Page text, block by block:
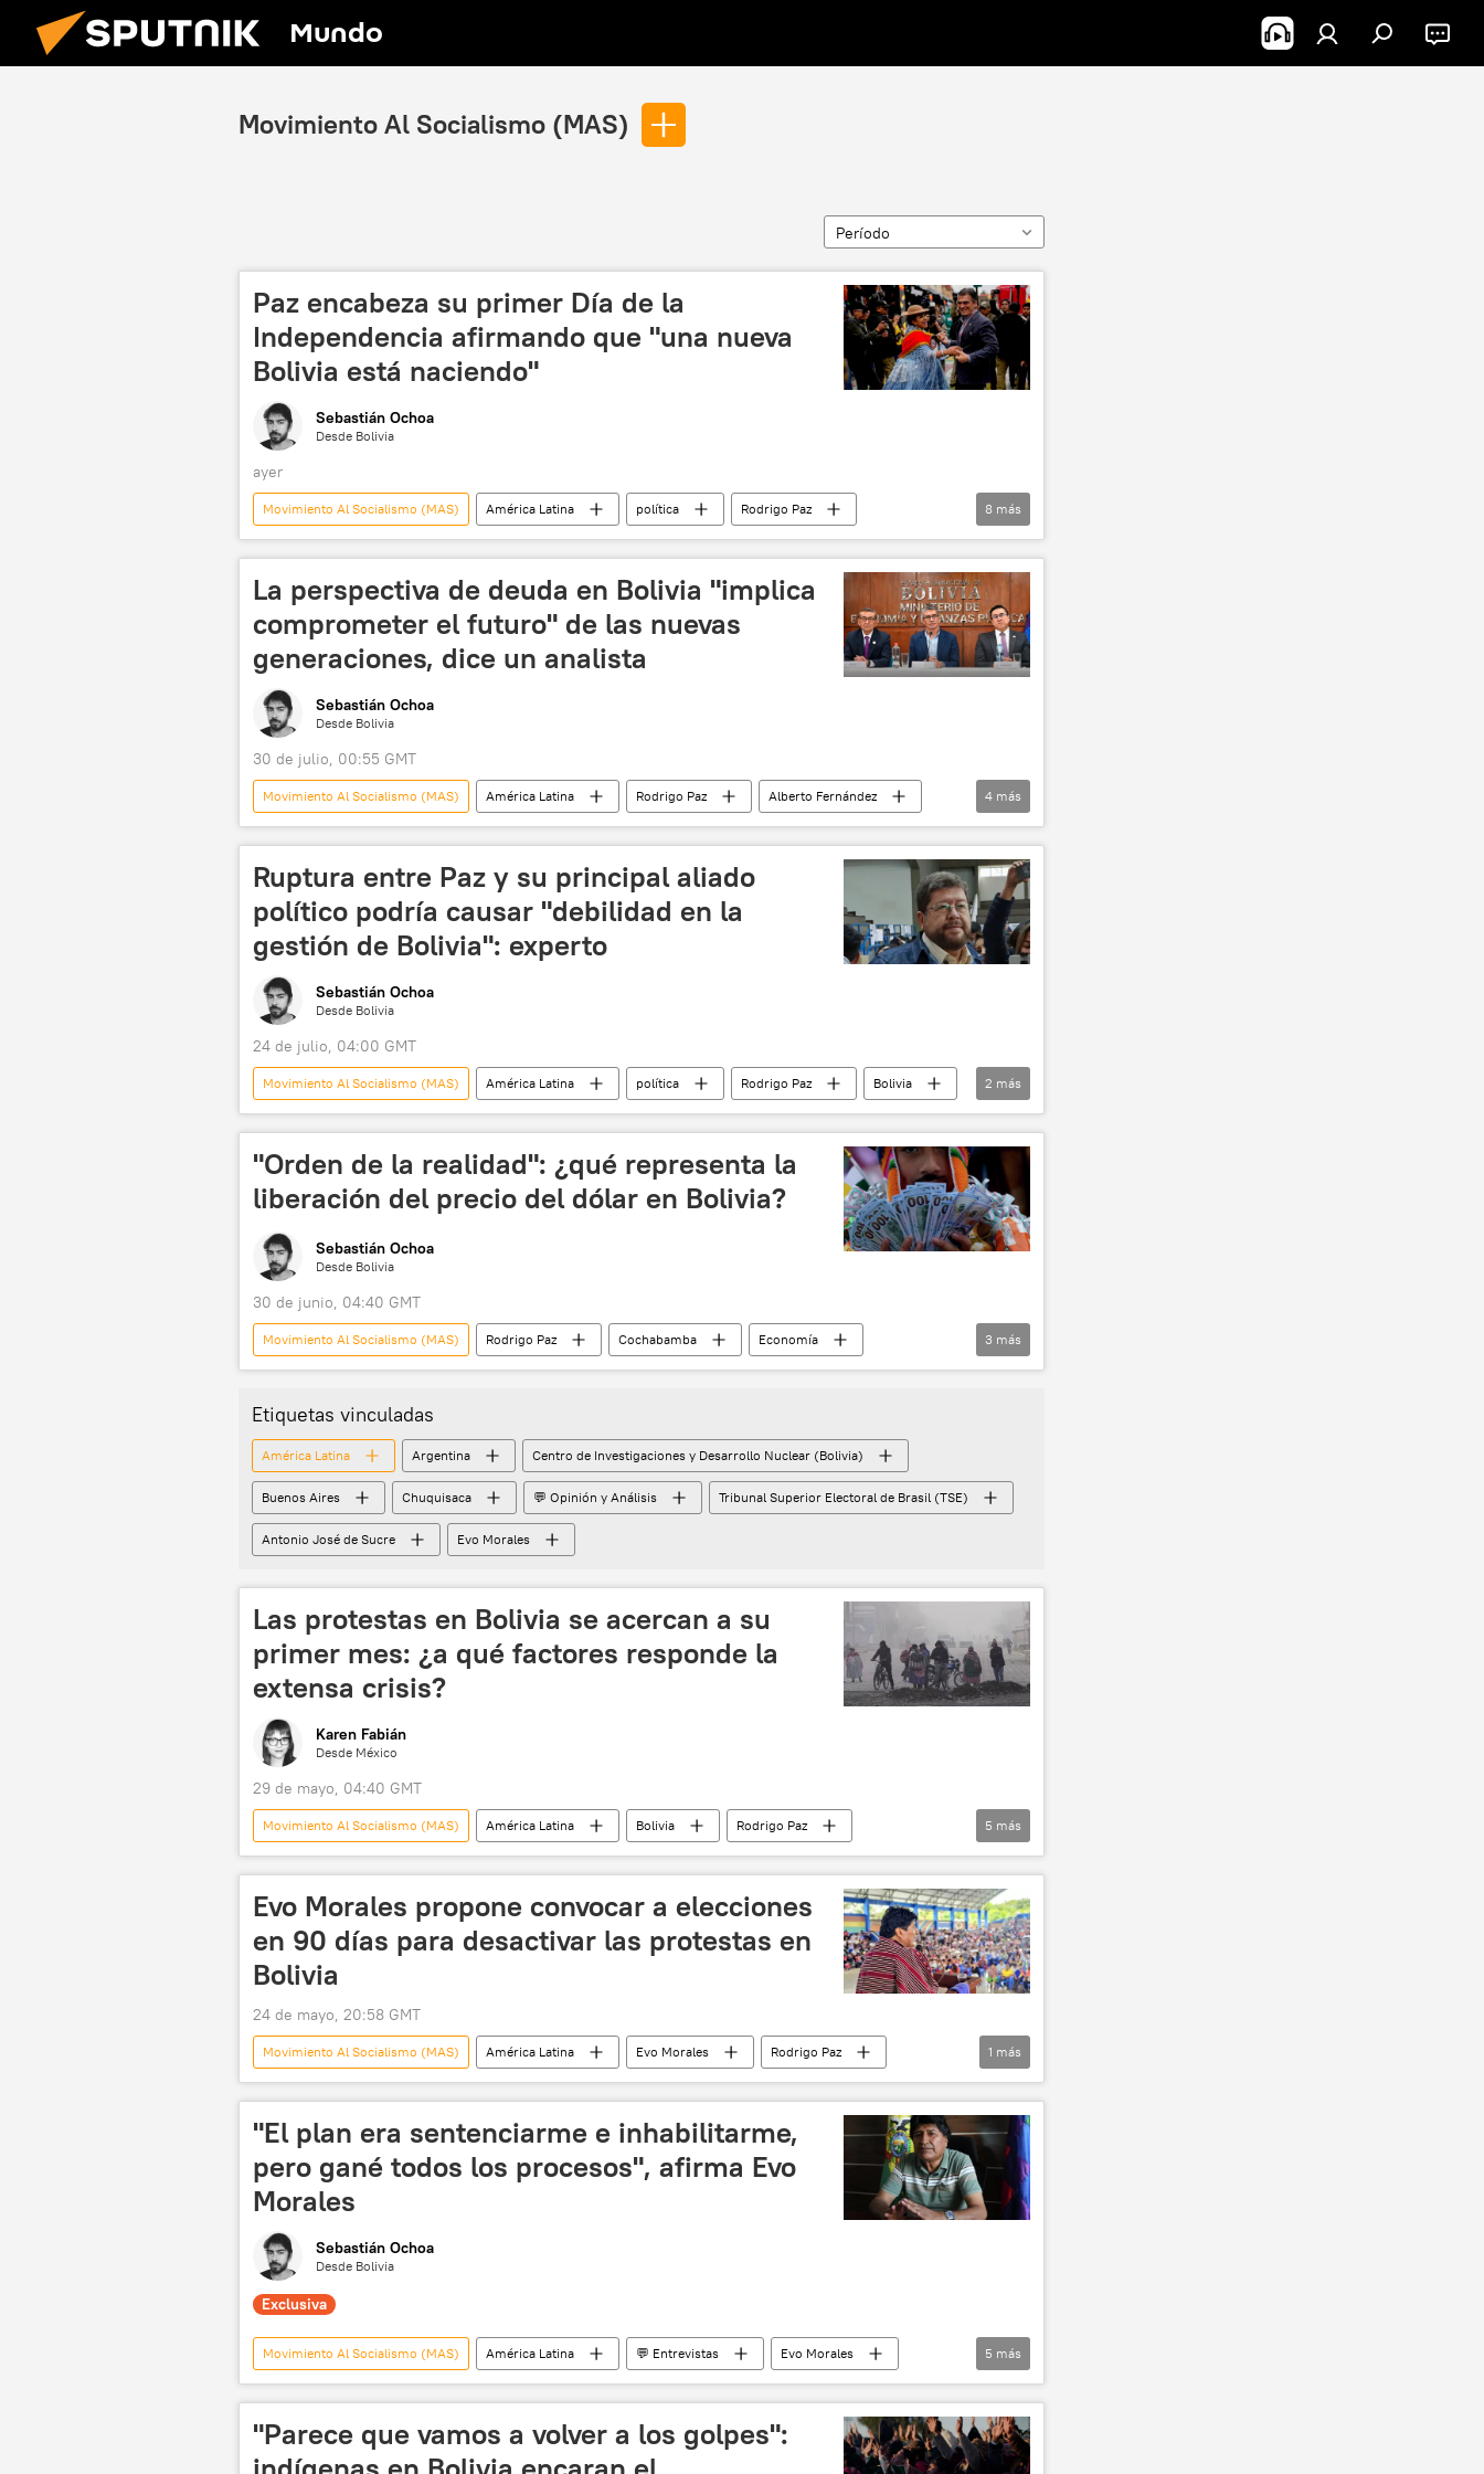
Mundo
Movimiento Al Socialismo (MAS)
Período
Paz encabeza su primer Día de la
Independencia afirmando que "una nueva
Bolivia está naciendo"
Sebastián Ochoa
Desde Bolivia
ayer
Movimiento Al Socialismo (MAS) América Latina política
Rodrigo Paz
Chuquisaca
Buenos Aires Argentina Evo Morales
Antonio José de Sucre
Centro de Investigaciones y Desarrollo Nuclear (Bolivia)
💬 Opinión y Análisis
8 más
La perspectiva de deuda en Bolivia "implica
comprometer el futuro" de las nuevas
generaciones, dice un analista
Sebastián Ochoa
Desde Bolivia
30 de julio, 00:55 GMT
Movimiento Al Socialismo (MAS) América Latina Rodrigo Paz
Alberto Fernández
China
Francia Alemania Fondo Monetario Internacional (FMI)
4 más
Ruptura entre Paz y su principal aliado
político podría causar "debilidad en la
gestión de Bolivia": experto
Sebastián Ochoa
Desde Bolivia
24 de julio, 04:00 GMT
Movimiento Al Socialismo (MAS) América Latina política Rodrigo Paz
Bolivia
Samuel Doria Medina
💬 Opinión y Análisis
2 más
"Orden de la realidad": ¿qué representa la
liberación del precio del dólar en Bolivia?
Sebastián Ochoa
Desde Bolivia
30 de junio, 04:40 GMT
Movimiento Al Socialismo (MAS) Rodrigo Paz Cochabamba
Economía
💬 Opinión y Análisis
📈 Mercados y finanzas dólar
3 más
Etiquetas vinculadas
América Latina Argentina Centro de Investigaciones y Desarrollo Nuclear (Bolivia)
Buenos Aires Chuquisaca 💬 Opinión y Análisis Tribunal Superior Electoral de Brasil (TSE)
Antonio José de Sucre Evo Morales
Las protestas en Bolivia se acercan a su
primer mes: ¿a qué factores responde la
extensa crisis?
Karen Fabián
Desde México
29 de mayo, 04:40 GMT
Movimiento Al Socialismo (MAS) América Latina Bolivia
Rodrigo Paz
Evo Morales
Luis Arce La Paz Santa Cruz 💬 Opinión y Análisis
5 más
Evo Morales propone convocar a elecciones
en 90 días para desactivar las protestas en
Bolivia
24 de mayo, 20:58 GMT
Movimiento Al Socialismo (MAS) América Latina Evo Morales
Rodrigo Paz
política
1 más
"El plan era sentenciarme e inhabilitarme,
pero gané todos los procesos", afirma Evo
Morales
Sebastián Ochoa
Desde Bolivia
Exclusiva
Movimiento Al Socialismo (MAS) América Latina 💬 Entrevistas
Evo Morales
Bolivia
política seguridad Rodrigo Paz La Paz
5 más
"Parece que vamos a volver a los golpes":